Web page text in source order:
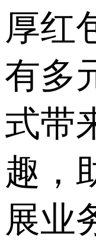
厚红
有多
式带
趣，
展业